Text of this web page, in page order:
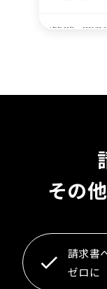
その
請求書
ゼロに